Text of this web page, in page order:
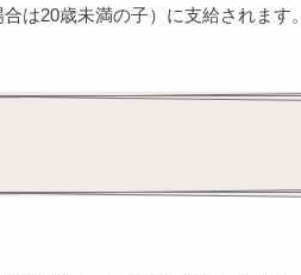
は20歳未満の子）に支給されます。